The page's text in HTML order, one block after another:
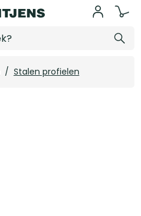
/ Stalen profielen